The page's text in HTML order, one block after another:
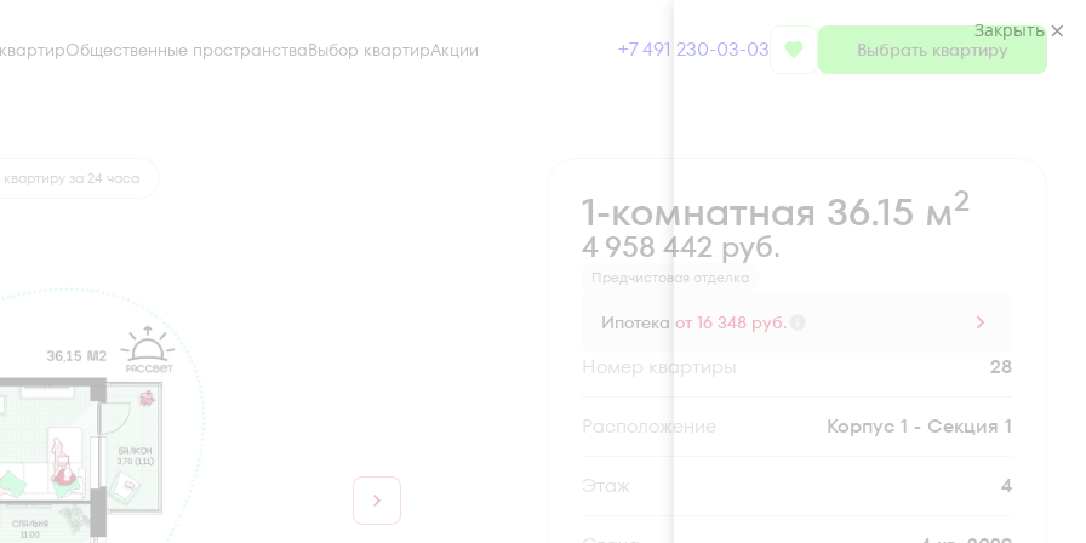
Общественные пространстваВыбор квартирАкции +7 491 230-03-03 Выбрать квартиру
от 16 348 руб. Забронировать
за 24 часа
1-комнатная 36.15 м2
4 958 442 руб.
Предчистовая отделка
Ипотека от 16 348 руб.
Номер квартиры 28
Секция Корпус 1 - Секция 1
Этаж 4
Закрыть